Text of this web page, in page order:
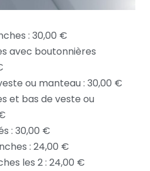
: 30,00 €
avec boutonnières
ou manteau : 30,00 €
et bas de veste ou
: 30,00 €
: 24,00 €
les 2 : 24,00 €